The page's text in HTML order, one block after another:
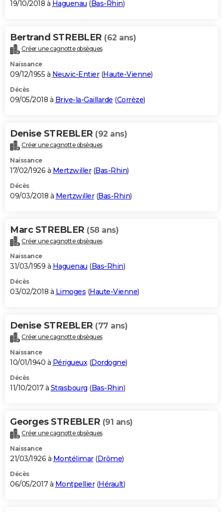
19/10/2018 à Haguenau (Bas-Rhin)
Bertrand STREBLER (62 ans)
Créer une cagnotte obsèques
Naissance
09/12/1955 à Neuvic-Entier(Haute-Vienne)
Décès
09/05/2018 à Brive-la-Gaillarde (Corrèze)
Denise STREBLER (92 ans)
Créer une cagnotte obsèques
Naissance
17/02/1926 à Mertzwiller(Bas-Rhin)
Décès
09/03/2018 à Mertzwiller(Bas-Rhin)
Marc STREBLER (58 ans)
Créer une cagnotte obsèques
Naissance
31/03/1959 à Haguenau (Bas-Rhin)
Décès
03/02/2018 à Limoges (Haute-Vienne)
Denise STREBLER (77 ans)
Créer une cagnotte obsèques
Naissance
10/01/1940 à Périgueux(Dordogne)
Décès
11/10/2017 à Strasbourg (Bas-Rhin)
Georges STREBLER (91 ans)
Créer une cagnotte obsèques
Naissance
21/03/1926 à Montélimar(Drôme)
Décès
06/05/2017 à Montpellier(Hérault)